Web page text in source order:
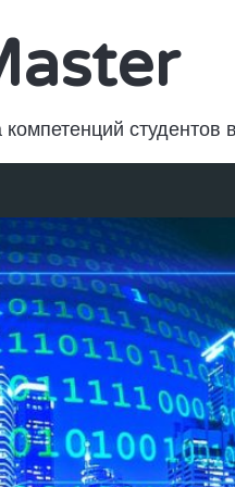
студентов